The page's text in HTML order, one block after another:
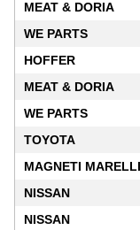
MEAT & DORIA
WE PARTS
HOFFER
MEAT & DORIA
WE PARTS
TOYOTA
MAGNETI MARELLI
NISSAN
NISSAN